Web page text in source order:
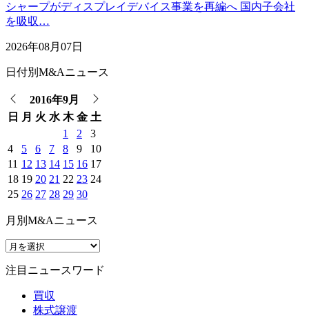
シャープがディスプレイデバイス事業を再編へ 国内子会社
を吸収…
2026年08月07日
日付別M&Aニュース
2016年9月
日
月 火 水 木 金 土
1
2
3
4
5 6 7 8 9
10
11 12 13 14 15 16 17
18 19 20 21 22 23 24
25 26 27 28 29 30
月別M&Aニュース
注目ニュースワード
買収
株式譲渡